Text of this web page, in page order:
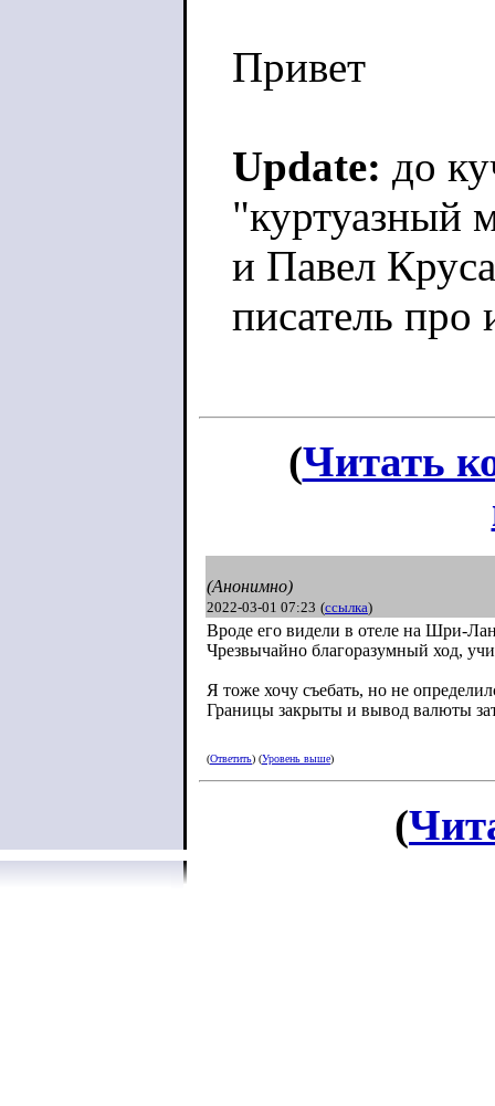
Привет
Update: до
"куртуазный
и Павел
писатель про
(Читать
(Анонимно)
2022-03-01 07:23 (ссылка)
Вроде его видели в отеле на Шри-
Чрезвычайно благоразумный ход,
Я тоже хочу съебать, но не
Границы закрыты и вывод валюты
(Ответить) (Уровень выше)
(